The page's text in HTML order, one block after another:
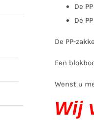
De
De
De PP-
Een
Wenst u
Wij